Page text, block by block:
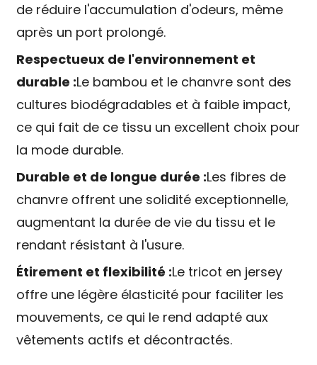
de réduire l'accumulation d'odeurs, même
après un port prolongé.
Respectueux de l'environnement et
durable :Le bambou et le chanvre sont des
cultures biodégradables et à faible impact,
ce qui fait de ce tissu un excellent choix pour
la mode durable.
Durable et de longue durée :Les fibres de
chanvre offrent une solidité exceptionnelle,
augmentant la durée de vie du tissu et le
rendant résistant à l'usure.
Étirement et flexibilité :Le tricot en jersey
offre une légère élasticité pour faciliter les
mouvements, ce qui le rend adapté aux
vêtements actifs et décontractés.